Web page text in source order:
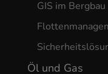
GIS im Bergbau
Öl und Gas